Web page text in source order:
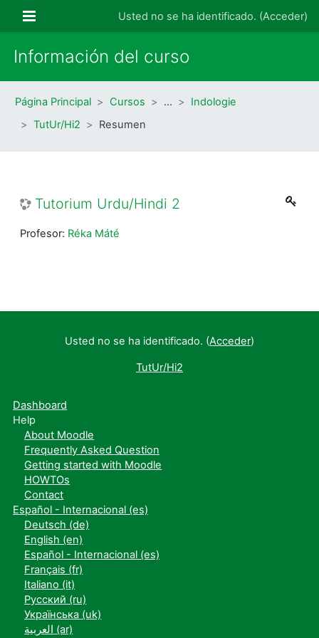
Panel lateralUsted no se ha identificado. (Acceder)
Información del curso
Página Principal Cursos …
Indologie
TutUr/Hi2
Resumen
Tutorium Urdu/Hindi 2
Profesor: Réka Máté
Usted no se ha identificado. (Acceder)
TutUr/Hi2
Dashboard
Help
About Moodle
Frequently Asked Question
Getting started with Moodle
HOWTOs
Contact
Español - Internacional ‎(es)‎
Deutsch ‎(de)‎
English ‎(en)‎
Español - Internacional ‎(es)‎
Français ‎(fr)‎
Italiano ‎(it)‎
Русский ‎(ru)‎
Українська ‎(uk)‎
العربية ‎(ar)‎